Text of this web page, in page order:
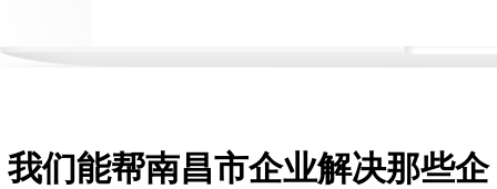
我们能帮南昌市企业解决那些企